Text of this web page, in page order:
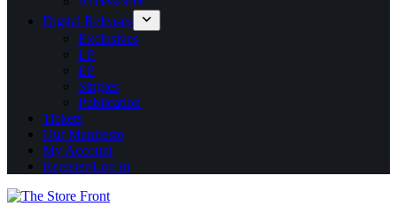
Digital Releases
Exclusives
LP
EP
Singles
Publication
Tickets
Our Manifesto
My Account
Register/Log In